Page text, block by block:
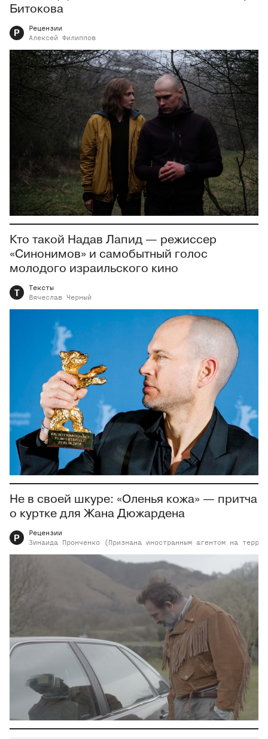
Битокова
Р
Рецензии
Алексей
Филиппов
Кто такой Надав Лапид — режиссер
«Синонимов» и самобытный голос
молодого израильского кино
Т
Тексты
Вячеслав Черный
Не в своей шкуре: «Оленья кожа» — притча
о куртке для Жана Дюжардена
Р
Рецензии
Зинаида
Пронченко (Признана иностранным агентом на